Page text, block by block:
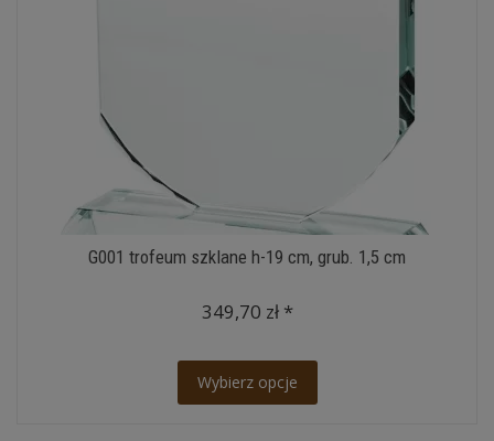
G001 trofeum szklane h-19 cm, grub. 1,5 cm
349,70 zł *
Wybierz opcje